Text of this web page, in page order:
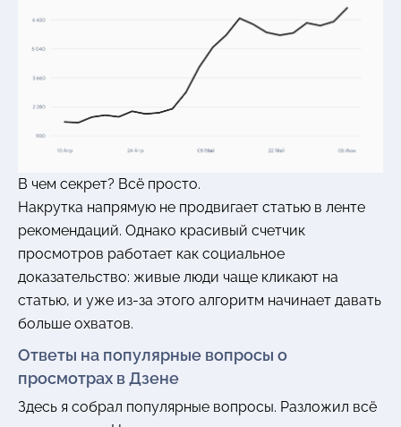
В чем секрет? Всё просто.
Накрутка напрямую не продвигает статью в ленте
рекомендаций. Однако красивый счетчик
просмотров работает как социальное
доказательство: живые люди чаще кликают на
статью, и уже из-за этого алгоритм начинает давать
больше охватов.
Ответы на популярные вопросы о
просмотрах в Дзене
Здесь я собрал популярные вопросы. Разложил всё